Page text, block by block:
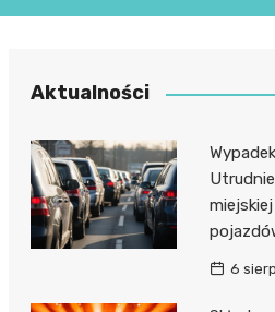
miasta
Policja
Aktualności
6